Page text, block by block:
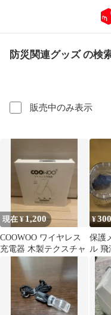
防災関連グッズ の検
販売中のみ表示
現在 ¥1,200
COOWOO ワイヤレス
充電器 木製テクスチャ
¥300
保護
ル 飛